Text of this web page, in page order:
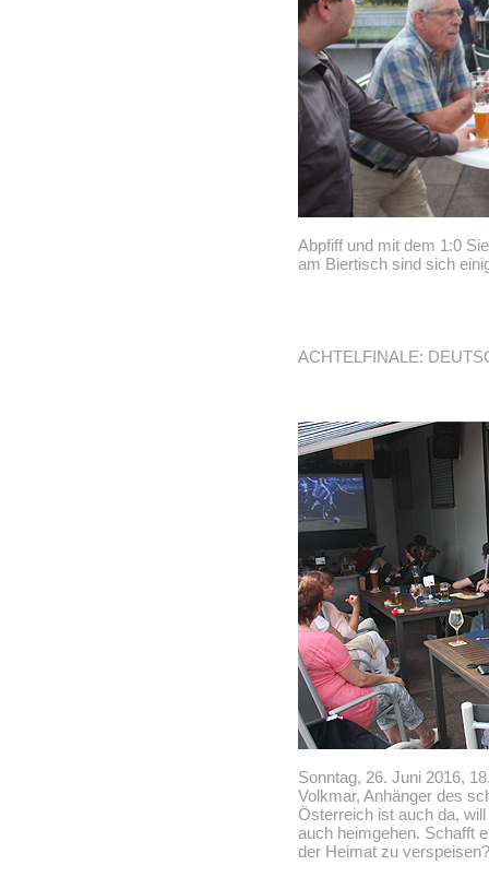
Abpfiff und mit dem 1:0
am Biertisch sind sich
ACHTELFINALE:
Sonntag, 26. Juni 2016,
Volkmar, Anhänger des
Österreich ist auch da,
auch heimgehen. Schafft
der Heimat zu verspeisen?